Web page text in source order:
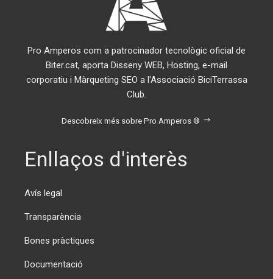
Pro Amperos com a patrocinador tecnològic oficial de
Biter.cat, aporta Disseny WEB, Hosting, e-mail
corporatiu i Màrqueting SEO a l'Associació BiciTerrassa
Club.
Descobreix més sobre Pro Amperos ®
Enllaços d'interès
Avís legal
Transparència
Bones pràctiques
Documentació